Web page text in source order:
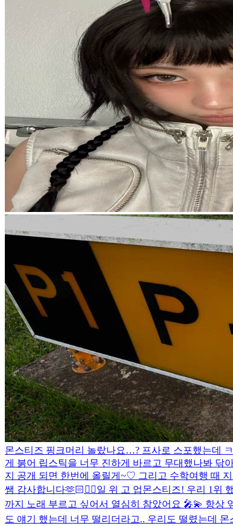
몬스티즈 핑크머리 놀랐나요…? 프사로 스포했는데
게 붉어 립스틱을 너무 진하게 바르고 무대했나봐 닦
지 공개 되면 한번에 올릴게~♡ 그리고 수학여행 때
쌤 감사합니다🫶🏻 ❤️‍🔥일 위 고 업몬스티즈! 우리 1위
까지 노래 부르고 싶어서 열심히 참았어요 🎤💫 항상
도 얘기 했는데 너무 떨리더라고.. 우리도 떨렸는데